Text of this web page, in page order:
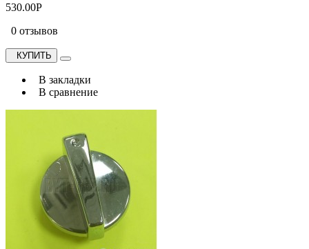
530.00Р
0 отзывов
КУПИТЬ
В закладки
В сравнение